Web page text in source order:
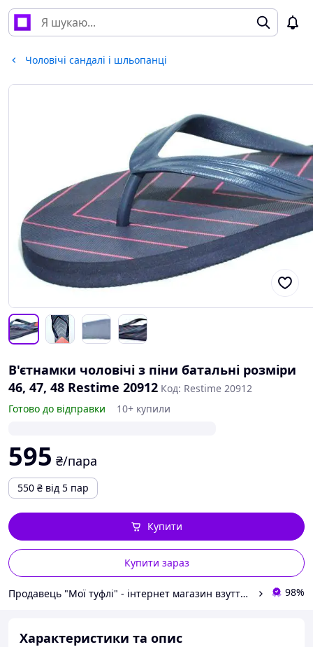
Чоловічі сандалі і шльопанці
В'єтнамки чоловічі з піни батальні розміри
46, 47, 48 Restime 20912 Код: Restime 20912
Готово до відправки
10+ купили
595 ₴/пара
550 ₴ від 5 пар
Купити зараз
Купити
Продавець "Мої туфлі" - інтернет магазин взуття на всі випадки життя. 98%
Характеристики та опис